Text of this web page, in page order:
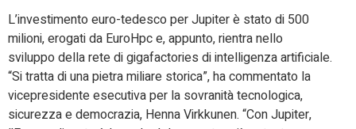
L’investimento euro-tedesco per Jupiter è stato di 500
milioni, erogati da EuroHpc e, appunto, rientra nello
sviluppo della rete di gigafactories di intelligenza artificiale.
“Si tratta di una pietra miliare storica”, ha commentato la
vicepresidente esecutiva per la sovranità tecnologica,
sicurezza e democrazia, Henna Virkkunen. “Con Jupiter,